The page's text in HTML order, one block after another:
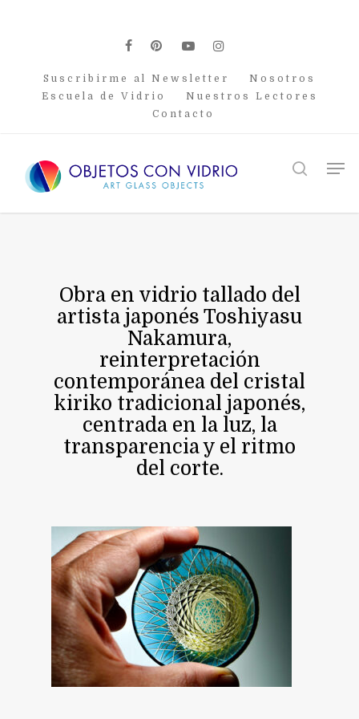
facebook
pinterest
youtubeinstagram
Suscribirme al Newsletter
Nosotros
Escuela de Vidrio
Nuestros Lectores
Contacto
search
Obra en vidrio tallado del
artista japonés Toshiyasu
Nakamura,
reinterpretación
contemporánea del cristal
kiriko tradicional japonés,
centrada en la luz, la
transparencia y el ritmo
del corte.